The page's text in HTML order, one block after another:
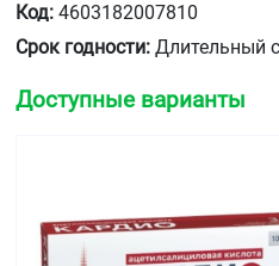
Код: 4603182007810
Срок годности: Длительный
Доступные варианты